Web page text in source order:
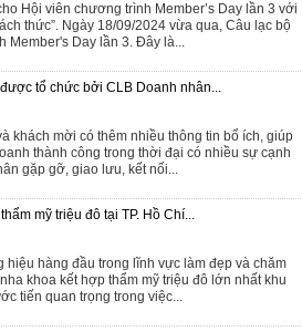
Hội viên chương trình Member’s Day lần 3 với
thức”. Ngày 18/09/2024 vừa qua, Câu lạc bộ
Member's Day lần 3. Đây là...
tổ chức bởi CLB Doanh nhân...
khách mời có thêm nhiều thông tin bổ ích, giúp
thành công trong thời đại có nhiều sự cạnh
gặp gỡ, giao lưu, kết nối...
mỹ triệu đô tại TP. Hồ Chí...
hàng đầu trong lĩnh vực làm đẹp và chăm
khoa kết hợp thẩm mỹ triệu đô lớn nhất khu
tiến quan trọng trong việc...